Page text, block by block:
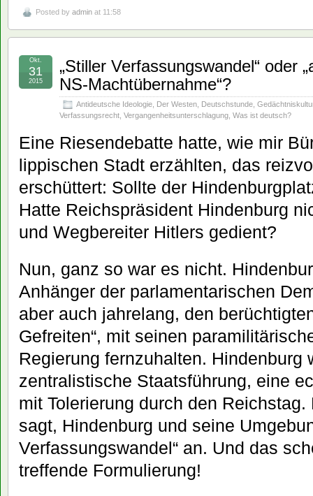
Posted by admin at 11:58
„Stiller Verfassungswandel“ oder
NS-Machtübernahme“?
Antideutsche Ideologie Der Westen Deutschstunde
Verfassungsrecht Vergangenheitsunterschlagung Was ist deutsch?
Okt.
31
2015
Eine Riesendebatte hatte, wie mir
lippischen Stadt erzählten, das
erschüttert: Sollte der
Hatte Reichspräsident Hindenburg
und Wegbereiter Hitlers gedient?
Nun, ganz so war es nicht.
Anhänger der parlamentarischen
aber auch jahrelang, den
Gefreiten“, mit seinen
Regierung fernzuhalten. Hindenburg
zentralistische Staatsführung, eine
mit Tolerierung durch den
sagt, Hindenburg und seine
Verfassungswandel“ an. Und das
treffende Formulierung!